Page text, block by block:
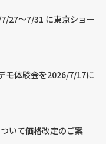
27～7/31 に東京ショー
体験会を2026/7/17に
いて価格改定のご案